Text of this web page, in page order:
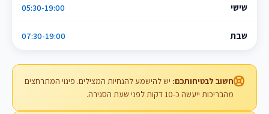
שישי 05:30-19:00
שבת 07:30-19:00
חשוב לבטיחותכם: יש להישמע להנחיות המצילים. פינוי המתרחצים
מהבריכות ייעשה כ-10 דקות לפני שעת הסגירה.